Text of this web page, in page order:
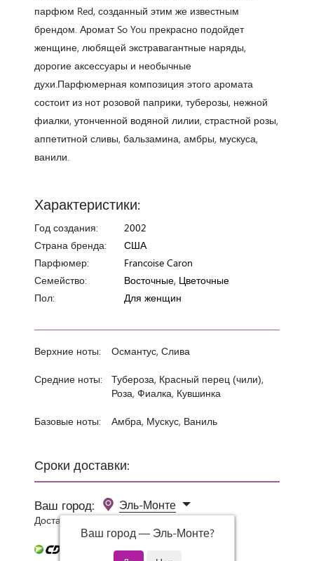
Сроки доставки:
Ваш город:
Эль-Монте
Ваш город — Эль-Монте?
Доставка 0 руб при заказе от 3000 руб.
парфюм Red, созданный этим же известным
брендом. Аромат So You прекрасно подойдет
женщине, любящей экстравагантные наряды,
дорогие аксессуары и необычные
духи.Парфюмерная композиция этого аромата
состоит из нот розовой паприки, туберозы, нежной
фиалки, утонченной водяной лилии, страстной розы,
аппетитной сливы, бальзамина, амбры, мускуса,
ванили.
Характеристики:
Год создания:
2002
Страна бренда:
США
Парфюмер:
Francoise Caron
Семейство:
Восточные, Цветочные
Пол:
Для женщин
Верхние ноты: Османтус, Слива
Средние ноты:
Тубероза, Красный перец (чили),
Роза, Фиалка, Кувшинка
Базовые ноты: Амбра, Мускус, Ваниль